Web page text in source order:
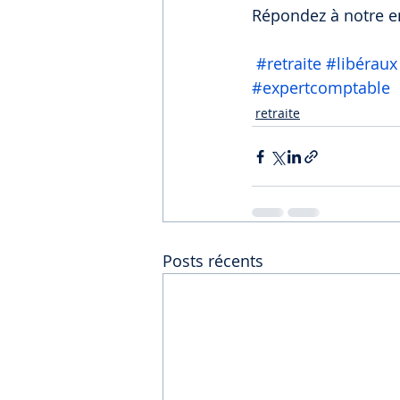
Répondez à notre
#retraite #libéraux
#expertcomptable
retraite
Posts récents